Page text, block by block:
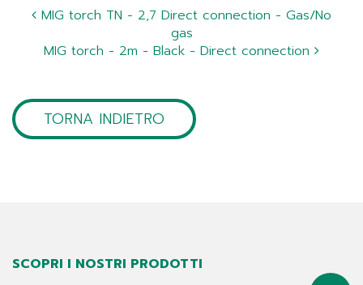
MIG torch TN - 2,7 Direct connection - Gas/No
gas
MIG torch - 2m - Black - Direct connection
TORNA INDIETRO
SCOPRI I NOSTRI PRODOTTI